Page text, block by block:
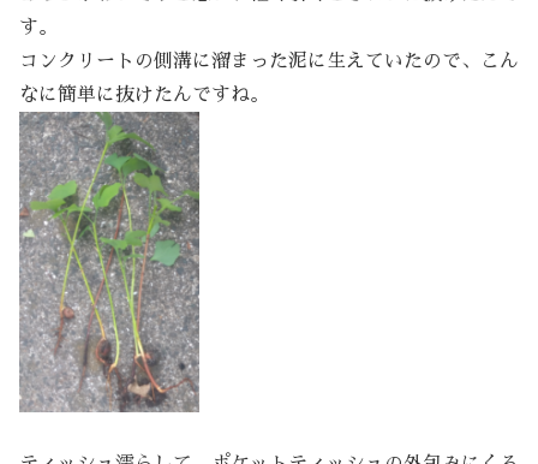
す。
コンクリートの側溝に溜まった泥に生えていたので、こん
なに簡単に抜けたんですね。